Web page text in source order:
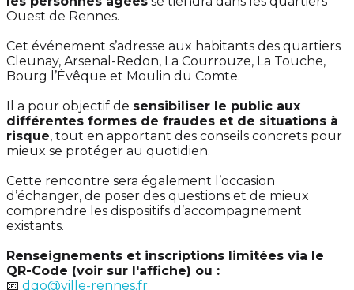
Ouest de Rennes.
Cet événement s’adresse aux habitants des quartiers
Cleunay, Arsenal-Redon, La Courrouze, La Touche,
Bourg l’Évêque et Moulin du Comte.
Il a pour objectif de sensibiliser le public aux
différentes formes de fraudes et de situations à
risque, tout en apportant des conseils concrets pour
mieux se protéger au quotidien.
Cette rencontre sera également l’occasion
d’échanger, de poser des questions et de mieux
comprendre les dispositifs d’accompagnement
existants.
Renseignements et inscriptions limitées via le
QR-Code (voir sur l'affiche) ou :
📧 dqo@ville-rennes.fr